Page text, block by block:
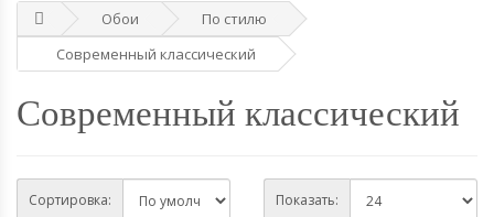
Обои
По стилю
Современный классический
Современный классический
Сортировка: Показать: